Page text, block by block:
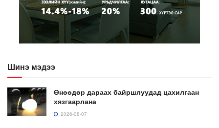
Шинэ мэдээ
Өнөөдөр дараах байршлуудад цахилгаан
хязгаарлана
2026-08-07